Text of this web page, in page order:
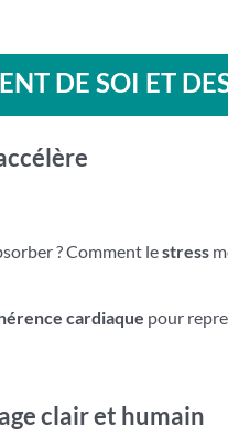
DE SOI ET
? Comment lestress
cardiaque pour
clair et humain